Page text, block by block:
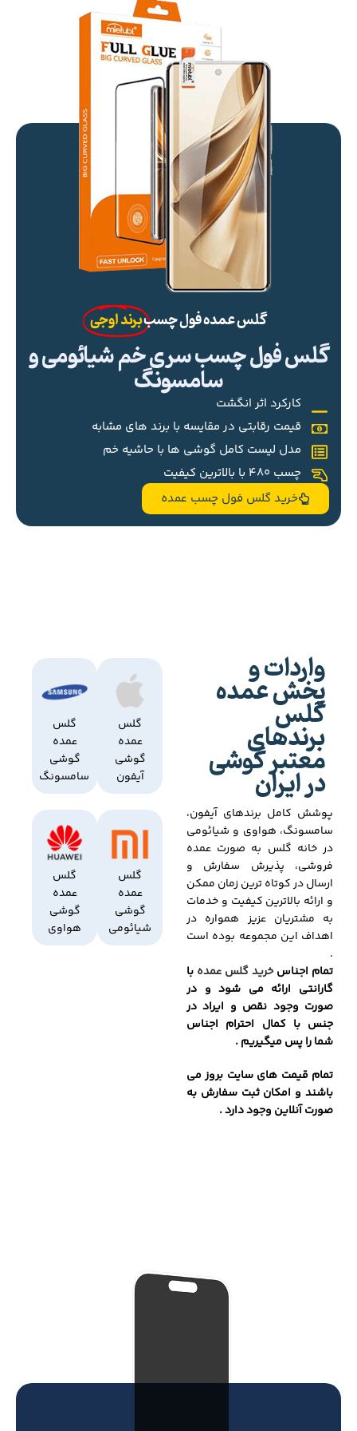
گلس عمده فول چسببرند اوجی
گلس فول چسب سری خم شیائومی و
سامسونگ
کارکرد اثر انگشت
قیمت رقابتی در مقایسه با برند های مشابه
مدل لیست کامل گوشی ها با حاشیه خم
چسب 480 با بالاترین کیفیت
خرید گلس فول چسب عمده
واردات و
پخش عمده
گلس
برندهای
معتبر گوشی
در ایران
پوشش کامل برندهای آیفون،
سامسونگ، هواوی و شیائومی
در خانه گلس به صورت عمده
فروشی، پذیرش سفارش و
ارسال در کوتاه ترین زمان ممکن
و ارائه بالاترین کیفیت و خدمات
به مشتریان عزیز همواره در
اهداف این مجموعه بوده است
.
تمام اجناسخرید گلس عمده با
گارانتی ارائه می شود و در
صورت وجود نقص و ایراد در
جنس با کمال احترام اجناس
شما را پس میگیریم .
تمام قیمت های سایت بروز می
باشند و امکان ثبت سفارش به
صورت آنلاین وجود دارد .
گلس
عمده
گوشی
آیفون
گلس
عمده
گوشی
سامسونگ
گلس
عمده
گوشی
شیائومی
گلس
عمده
گوشی
هواوی